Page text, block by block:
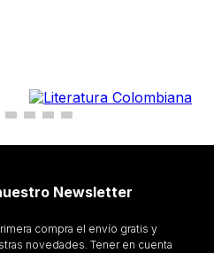
Newsletter
compra el envío gratis y
novedades. Tener en cuenta